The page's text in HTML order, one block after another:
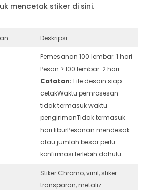
mencetak stiker di sini.
Deskripsi
Pemesanan 100 lembar: 1 hari
Pesan > 100 lembar: 2 hari
Catatan: File desain siap
cetakWaktu pemrosesan
tidak termasuk waktu
pengirimanTidak termasuk
hari liburPesanan mendesak
atau jumlah besar perlu
konfirmasi terlebih dahulu
Stiker Chromo, vinil, stiker
transparan, metaliz